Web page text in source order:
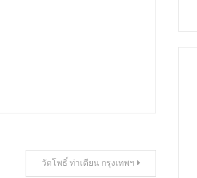
วัดโพธิ์ ท่าเตียน กรุงเทพฯ